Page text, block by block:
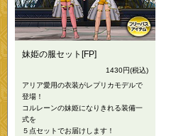
妹姫の服セット[FP]
1430円(税込)
アリア愛用の衣装がレプリカモデルで
登場！
コルレーンの妹姫になりきれる装備一
式を
５点セットでお届けします！